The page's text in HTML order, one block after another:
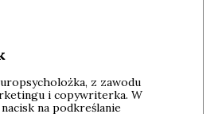
z zawodu
i copywriterka. W
na podkreślanie